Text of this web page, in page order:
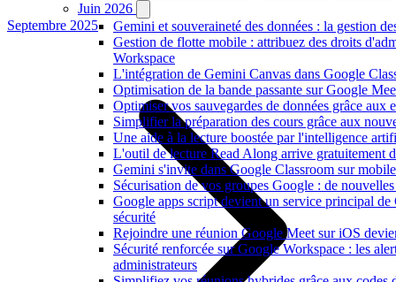
Juin 2026
Gemini et souveraineté des données : la gestion
Gestion de flotte mobile : attribuez des droits
Workspace
L'intégration de Gemini Canvas dans Google
Optimisation de la bande passante sur Google
Optimiser vos sauvegardes de données grâce
Simplifier la préparation des cours grâce aux
Une aide à la lecture boostée par l'intelligence
L'outil de lecture Read Along arrive gratuitement
Gemini s'invite dans Google Classroom sur
Sécurisation de vos groupes Google : de
Google apps script devient un service principal
sécurité
Rejoindre une réunion Google Meet sur iOS
Sécurité renforcée sur Google Workspace : les
administrateurs
Septembre 2025